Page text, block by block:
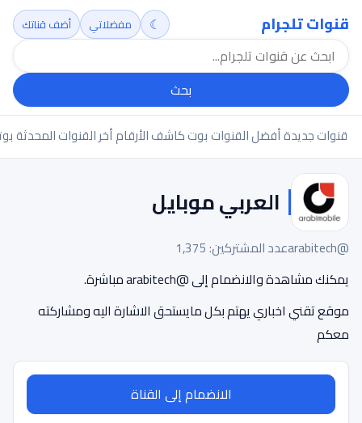
قنوات تلجرام
بحث
☾ مفضلاتي أضف قناتك
قنوات جديدةأفضل القنواتبوت كاشف الأرقامأخر القنوات المحدثة
العربي موبايل
@arabitech
عدد المشتركين: 1,375
يمكنك مشاهدة والانضمام إلى @arabitech مباشرة.
موقع تقني اخباري يهتم بكل مايستحق الاشارة اليه ومشاركته
معكم
الانضمام إلى القناة